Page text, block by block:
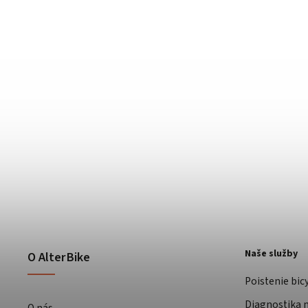
O AlterBike Naše služby
Poistenie
Diagnostika